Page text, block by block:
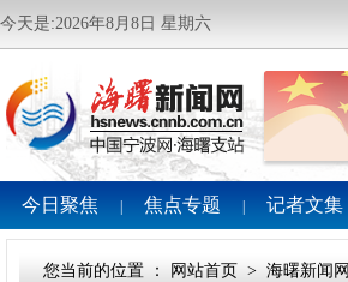
今天是:2026年8月8日 星期六
今日聚焦 焦点专题 记者文集
您当前的位置 ： 网站首页 > 海曙新闻网